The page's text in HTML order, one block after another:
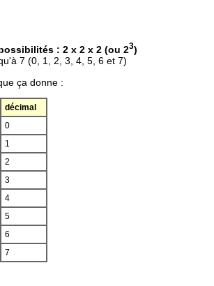
: 2 x 2 x 2 (ou 23)
7 (0, 1, 2, 3, 4, 5, 6 et 7)
ça donne :
décimal
0
1
2
3
4
5
6
7